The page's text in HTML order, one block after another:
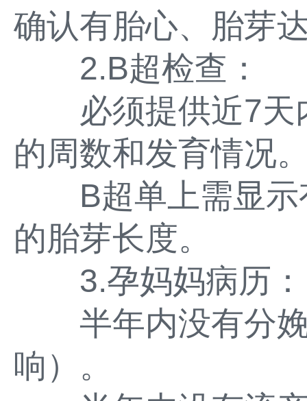
确认有胎心、胎芽
2.B超检查：
必须提供近7天
的周数和发育情况
B超单上需显示
的胎芽长度。
3.孕妈妈病历：
半年内没有分娩
响）。